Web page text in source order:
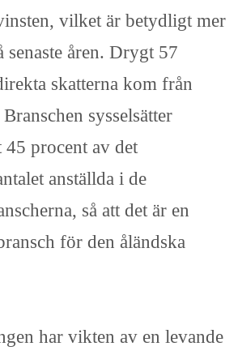
vilket är betydligt mer
senaste åren. Drygt 57
skatterna kom från
sysselsätter
procent av det
anställda i de
så att det är en
för den åländska
har vikten av en levande